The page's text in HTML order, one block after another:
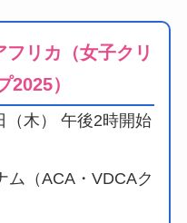
リカ（女子クリ
2025）
（木） 午後2時開始
ム（ACA・VDCAク